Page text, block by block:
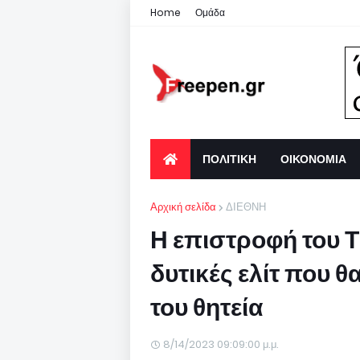
Home Ομάδα
ΠΟΛΙΤΙΚΗ ΟΙΚΟΝΟΜΙΑ
Αρχική σελίδα ΔΙΕΘΝΗ
Η επιστροφή του
δυτικές ελίτ
του θητεία
8/14/2023 09:09:00 μ.μ.